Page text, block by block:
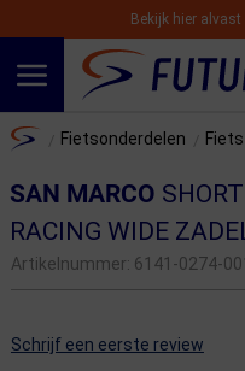
Bekijk hier
Home Fietsonderdelen
SAN MARCO
RACING WIDE
Artikelnummer: 6141-0274-
Schrijf een eerste review